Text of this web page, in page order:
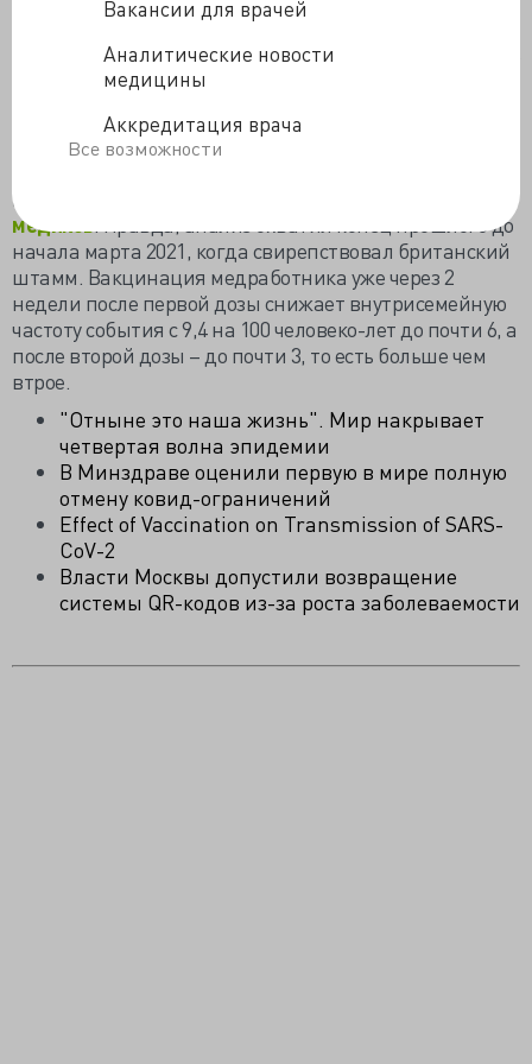
Вакансии для врачей
Аналитические новости
медицины
Аккредитация врача
Все возможности
поэтому иммунная профилактика распространена на
категории хронических больных и беременных, где-то
вакцинируют и подростков.
Для успокоения медицинских работников
британские учёные опубликовали статистику
коронавирусными пациентами
медиков
. Правда, анализ охватил конец прошлого до
начала марта 2021, когда свирепствовал британский
штамм. Вакцинация медработника уже через 2
недели после первой дозы снижает внутрисемейную
частоту события с 9,4 на 100 человеко-лет до почти 6, а
после второй дозы – до почти 3, то есть больше чем
втрое.
"Отныне это наша жизнь". Мир накрывает
четвертая волна эпидемии
В Минздраве оценили первую в мире полную
отмену ковид-ограничений
Effect of Vaccination on Transmission of SARS-
CoV-2
Власти Москвы допустили возвращение
системы QR-кодов из-за роста заболеваемости